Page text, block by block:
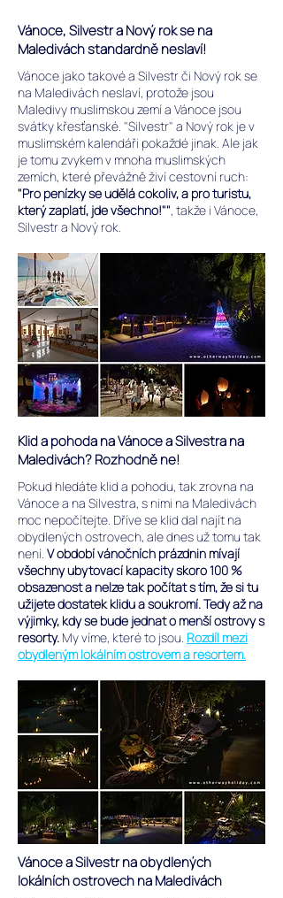
Vánoce, Silvestr a Nový rok se na
Maledivách standardně neslaví!
Vánoce jako takové a Silvestr či Nový rok se
na Maledivách neslaví, protože jsou
Maledivy muslimskou zemí a Vánoce jsou
svátky křesťanské. "Silvestr" a Nový rok je v
muslimském kalendáři pokaždé jinak. Ale jak
je tomu zvykem v mnoha muslimských
zemích, které převážně živí cestovní ruch:
"Pro penízky se udělá cokoliv, a pro turistu,
který zaplatí, jde všechno!"", takže i Vánoce,
Silvestr a Nový rok.
Klid a pohoda na Vánoce a Silvestra na
Maledivách? Rozhodně ne!
Pokud hledáte klid a pohodu, tak zrovna na
Vánoce a na Silvestra, s nimi na Maledivách
moc nepočítejte. Dříve se klid dal najít na
obydlených ostrovech, ale dnes už tomu tak
není. V období vánočních prázdnin mívají
všechny ubytovací kapacity skoro 100 %
obsazenost a nelze tak počítat s tím, že si tu
užijete dostatek klidu a soukromí. Tedy až na
výjimky, kdy se bude jednat o menší ostrovy s
resorty. My víme, které to jsou. Rozdíl mezi
obydleným lokálním ostrovem a resortem.
Vánoce a Silvestr na obydlených
lokálních ostrovech na Maledivách